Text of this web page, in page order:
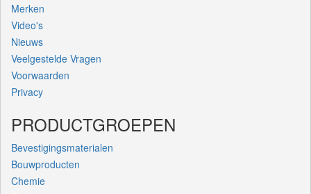
Merken
Video's
Nieuws
Veelgestelde Vragen
Voorwaarden
Privacy
PRODUCTGROEPEN
Bevestigingsmaterialen
Bouwproducten
Chemie